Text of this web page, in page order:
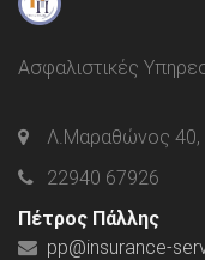
Ασφαλιστικές
Λ.Μαραθώνος 40,
22940 67926
Πέτρος Πάλλης
pp@insurance-